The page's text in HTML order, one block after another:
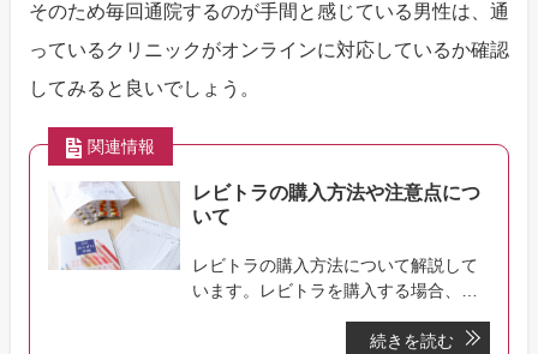
そのため毎回通院するのが手間と感じている男性は、通
っているクリニックがオンラインに対応しているか確認
してみると良いでしょう。
関連情報
レビトラの購入方法や注意点につ
いて
レビトラの購入方法について解説して
います。レビトラを購入する場合、ク
通販の利用などの方法がありますがこ
続きを読む